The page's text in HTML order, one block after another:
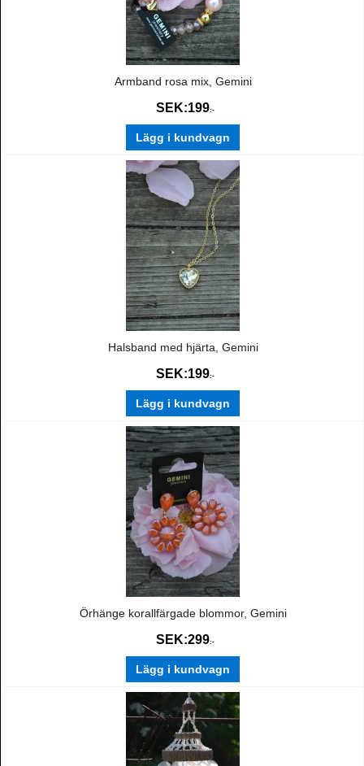
Armband rosa mix, Gemini
SEK:199:-
Lägg i kundvagn
Halsband med hjärta, Gemini
SEK:199:-
Lägg i kundvagn
Örhänge korallfärgade blommor, Gemini
SEK:299:-
Lägg i kundvagn